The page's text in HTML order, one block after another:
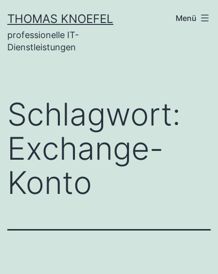
Inhalt
springen
THOMAS KNOEFEL
professionelle IT-
Dienstleistungen
Menü
Schlagwort:
Exchange-
Konto